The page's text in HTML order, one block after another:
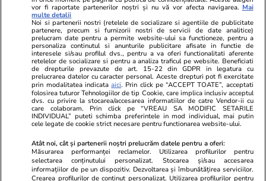
Lifestyle 11 iul.
Câte calorii au cireșele și ce
nutrienți conțin
Lifestyle 14 iul.
vor fi raportate partenerilor noștri și nu vă vor afecta navigarea. Mai
multe detalii
Noi si partenerii nostri (retelele de socializare si agentiile de publicitate
partenere, precum si furnizorii nostri de servicii de date analitice)
prelucram date pentru a permite website-ului sa functioneze, pentru a
personaliza continutul si anunturile publicitare afisate in functie de
interesele si/sau profilul dvs., pentru a va oferi functionalitati aferente
retelelor de socializare si pentru a analiza traficul pe website. Beneficiati
de drepturile prevazute de art. 15-22 din GDPR in legatura cu
prelucrarea datelor cu caracter personal. Aceste drepturi pot fi exercitate
prin modalitatea indicataaici. Prin click pe “ACCEPT TOATE”, acceptati
folosirea tuturor Tehnologiilor de tip Cookie, care implica inclusiv acceptul
dvs. cu privire la stocarea/accesarea informatiilor de catre Vendor-ii cu
care colaboram. Prin click pe “VREAU SA MODIFIC SETARILE
INDIVIDUAL” puteti schimba preferintele in mod individual, mai putin
cele legate de cookie strict necesare pentru functionarea website-ului.
Atât noi, cât și partenerii noștri prelucrăm datele pentru a oferi:
Măsurarea performanței reclamelor. Utilizarea profilurilor pentru
selectarea conținutului personalizat. Stocarea și/sau accesarea
informațiilor de pe un dispozitiv. Dezvoltarea și îmbunătățirea serviciilor.
Crearea profilurilor de conținut personalizat. Utilizarea profilurilor pentru